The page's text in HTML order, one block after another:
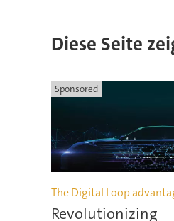
Diese Seite
Sponsored
The Digital Loop
Revolutionizing